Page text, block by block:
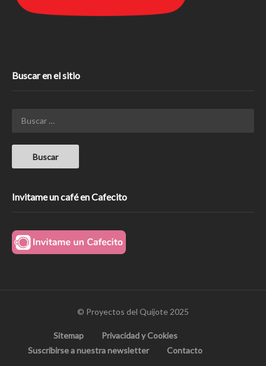
Buscar en el sitio
Invitame un café en Cafecito
© Proyectos del Quijote 2025
Sitemap
Privacidad y Cookies
Suscribirse a nuestra newsletter
Contacto